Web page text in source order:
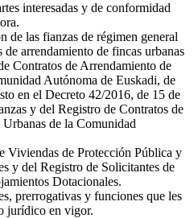
interesadas y de conformidad
de las fianzas de régimen general
de arrendamiento de fincas urbanas
Contratos de Arrendamiento de
Autónoma de Euskadi, de
en el Decreto 42/2016, de 15 de
y del Registro de Contratos de
de la Comunidad
Viviendas de Protección Pública y
y del Registro de Solicitantes de
Dotacionales.
prerrogativas y funciones que les
jurídico en vigor.